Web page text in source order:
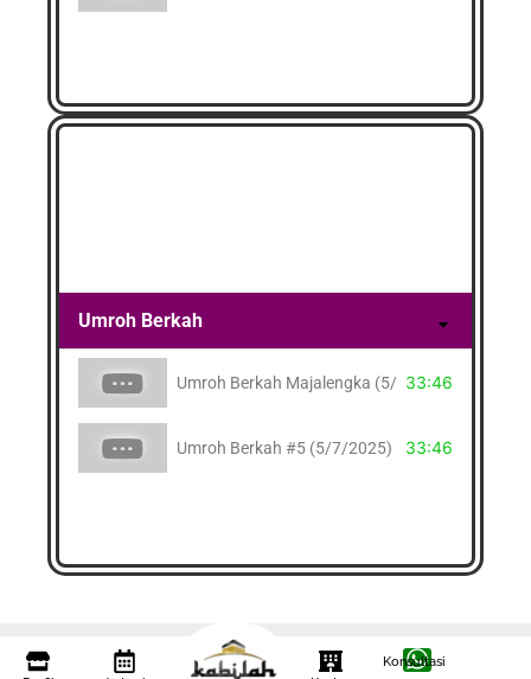
Umroh Berkah
Umroh Berkah Majalengka (5/7/2022)
33:46
Umroh Berkah #5 (5/7/2025) 33:46
Konsultasi